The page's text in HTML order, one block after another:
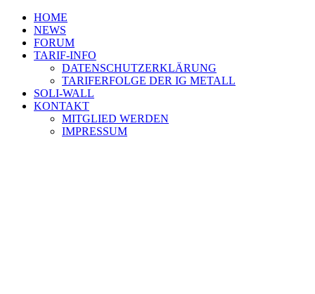
HOME
NEWS
FORUM
TARIF-INFO
DATENSCHUTZERKLÄRUNG
TARIFERFOLGE DER IG METALL
SOLI-WALL
KONTAKT
MITGLIED WERDEN
IMPRESSUM